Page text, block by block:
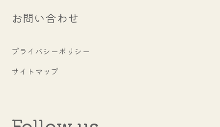
お問い合わせ
プライバシーポリシー
サイトマップ